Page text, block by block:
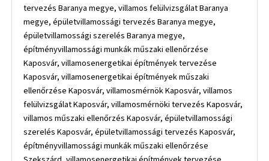
tervezés Baranya megye, villamos felülvizsgálat Baranya
megye, épületvillamossági tervezés Baranya megye,
épületvillamossági szerelés Baranya megye,
építményvillamossági munkák műszaki ellenőrzése
Kaposvár, villamosenergetikai építmények tervezése
Kaposvár, villamosenergetikai építmények műszaki
ellenőrzése Kaposvár, villamosmérnök Kaposvár, villamos
felülvizsgálat Kaposvár, villamosmérnöki tervezés Kaposvár,
villamos műszaki ellenőrzés Kaposvár, épületvillamossági
szerelés Kaposvár, épületvillamossági tervezés Kaposvár,
építményvillamossági munkák műszaki ellenőrzése